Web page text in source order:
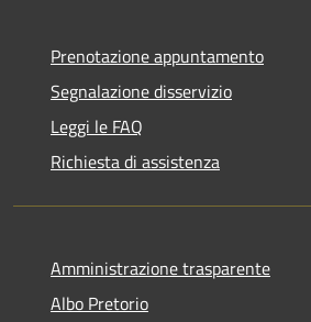
Prenotazione appuntamento
Segnalazione disservizio
Leggi le FAQ
Richiesta di assistenza
Amministrazione trasparente
Albo Pretorio